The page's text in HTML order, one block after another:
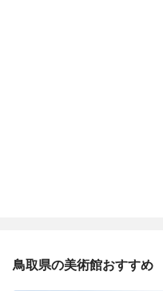
鳥取県の美術館おすすめ